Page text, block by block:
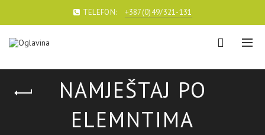
TELEFON: +387(0)49/321-131
NAMJEŠTAJ PO
ELEMNTIMA